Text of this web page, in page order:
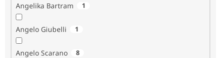
Angelika Bartram 1
Angelo Giubelli 1
Angelo Scarano 8